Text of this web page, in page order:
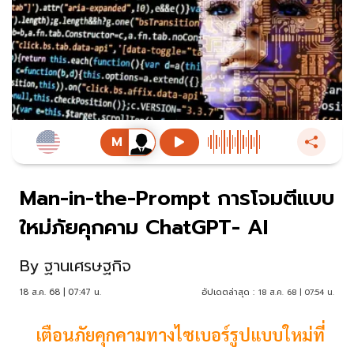
Man-in-the-Prompt การโจมตีแบบ
ใหม่ภัยคุกคาม ChatGPT- AI
By ฐานเศรษฐกิจ
18 ส.ค. 68 | 07:47 น. อัปเดตล่าสุด : 18 ส.ค. 68 | 07:54 น.
เตือนภัยคุกคามทางไซเบอร์รูปแบบใหม่ที่